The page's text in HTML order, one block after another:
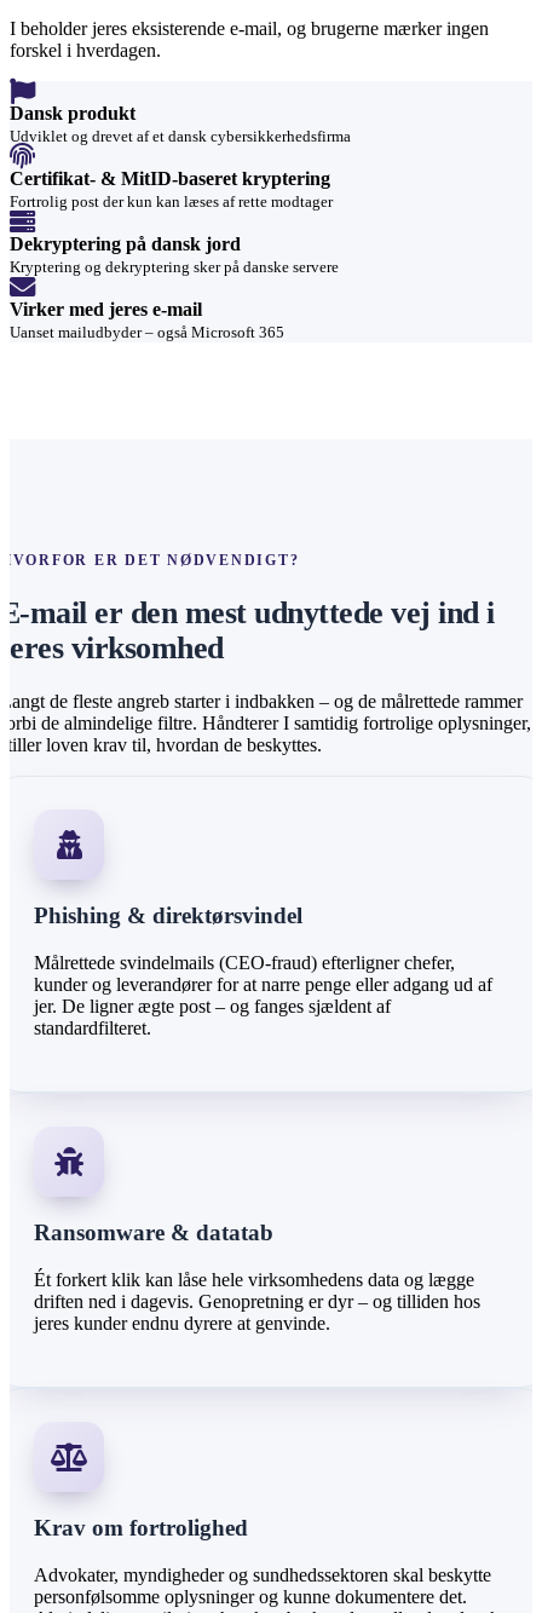
I beholder jeres eksisterende e-mail, og brugerne mærker ingen
forskel i hverdagen.
Dansk produkt
Udviklet og drevet af et dansk cybersikkerhedsfirma
Certifikat- & MitID-baseret kryptering
Fortrolig post der kun kan læses af rette modtager
Dekryptering på dansk jord
Kryptering og dekryptering sker på danske servere
Virker med jeres e-mail
Uanset mailudbyder – også Microsoft 365
HVORFOR ER DET NØDVENDIGT?
E-mail er den mest udnyttede vej ind i
jeres virksomhed
Langt de fleste angreb starter i indbakken – og de målrettede rammer
forbi de almindelige filtre. Håndterer I samtidig fortrolige oplysninger,
stiller loven krav til, hvordan de beskyttes.
Phishing & direktørsvindel
Målrettede svindelmails (CEO-fraud) efterligner chefer,
kunder og leverandører for at narre penge eller adgang ud af
jer. De ligner ægte post – og fanges sjældent af
standardfilteret.
Ransomware & datatab
Ét forkert klik kan låse hele virksomhedens data og lægge
driften ned i dagevis. Genopretning er dyr – og tilliden hos
jeres kunder endnu dyrere at genvinde.
Krav om fortrolighed
Advokater, myndigheder og sundhedssektoren skal beskytte
personfølsomme oplysninger og kunne dokumentere det.